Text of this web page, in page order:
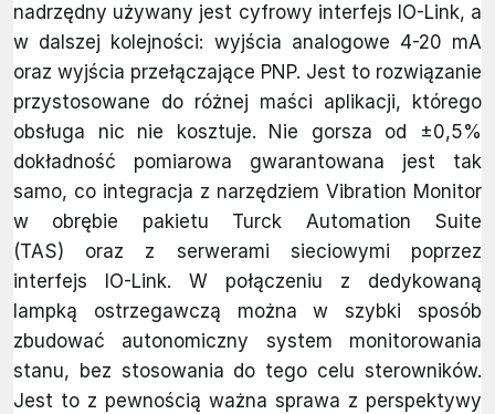
nadrzędny używany jest cyfrowy interfejs IO-Link, a
w dalszej kolejności: wyjścia analogowe 4-20 mA
oraz wyjścia przełączające PNP. Jest to rozwiązanie
przystosowane do różnej maści aplikacji, którego
obsługa nic nie kosztuje. Nie gorsza od ±0,5%
dokładność pomiarowa gwarantowana jest tak
samo, co integracja z narzędziem Vibration Monitor
w obrębie pakietu Turck Automation Suite
(TAS) oraz z serwerami sieciowymi poprzez
interfejs IO-Link. W połączeniu z dedykowaną
lampką ostrzegawczą można w szybki sposób
zbudować autonomiczny system monitorowania
stanu, bez stosowania do tego celu sterowników.
Jest to z pewnością ważna sprawa z perspektywy